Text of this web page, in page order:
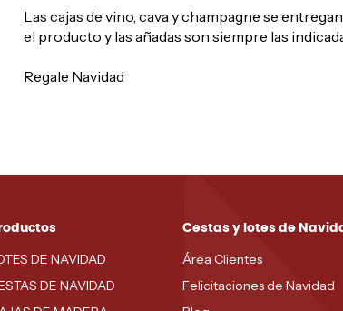
Las cajas de vino, cava y champagne se
el producto y las añadas son siempre las
Regale Navidad
DE NAVIDAD
DE NAVIDAD
Cestas y lotes de
Área Clientes
Felicitaciones de Navidad